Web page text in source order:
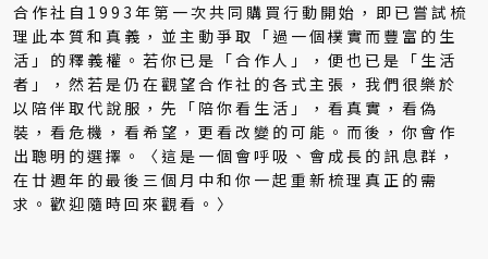
合作社自1993年第一次共同購買行動開始，即已嘗試梳
理此本質和真義，並主動爭取「過一個樸實而豐富的生
活」的釋義權。若你已是「合作人」，便也已是「生活
者」，然若是仍在觀望合作社的各式主張，我們很樂於
以陪伴取代說服，先「陪你看生活」，看真實，看偽
裝，看危機，看希望，更看改變的可能。而後，你會作
出聰明的選擇。〈這是一個會呼吸、會成長的訊息群，
在廿週年的最後三個月中和你一起重新梳理真正的需
求。歡迎隨時回來觀看。〉